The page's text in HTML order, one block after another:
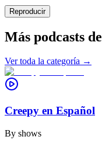
Reproducir
Más podcasts de
Ver toda la categoría →
Creepy en Español
By shows